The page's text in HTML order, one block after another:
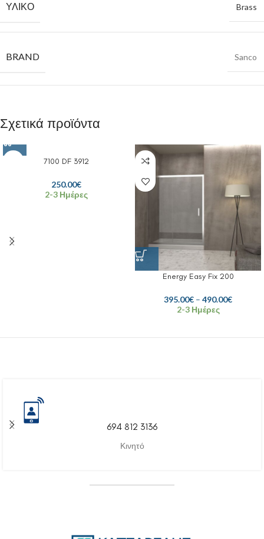
ΥΛΙΚΌ Brass
BRAND Sanco
Σχετικά προϊόντα
7100 DF 3912
250.00€
2-3 Ημέρες
Energy Easy Fix 200
395.00€ – 490.00€
2-3 Ημέρες
694 812 3136
Κινητό